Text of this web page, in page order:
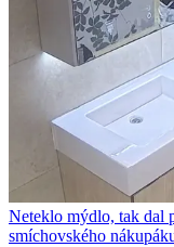
Neteklo mýdlo, tak dal
smíchovského